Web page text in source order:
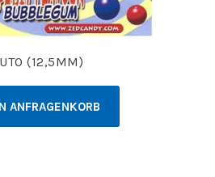
(12,5MM)
ANFRAGENKORB